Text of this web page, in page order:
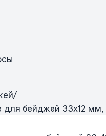
/
для бейджей 33х12 мм,